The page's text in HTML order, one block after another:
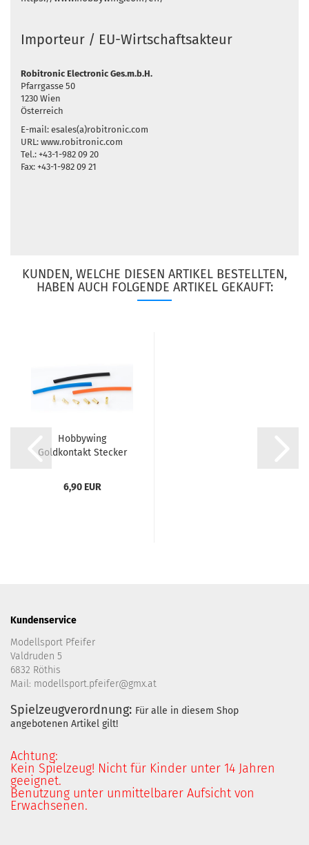
Importeur / EU-Wirtschaftsakteur
Robitronic Electronic Ges.m.b.H.
Pfarrgasse 50
1230 Wien
Österreich
E-mail: esales(a)robitronic.com
URL: www.robitronic.com
Tel.: +43-1-982 09 20
Fax: +43-1-982 09 21
KUNDEN, WELCHE DIESEN ARTIKEL BESTELLTEN,
HABEN AUCH FOLGENDE ARTIKEL GEKAUFT:
Hobbywing
Goldkontakt Stecker
6,90 EUR
Kundenservice
Modellsport Pfeifer
Valdruden 5
6832 Röthis
Mail: modellsport.pfeifer@gmx.at
Spielzeugverordnung: Für alle in diesem Shop
angebotenen Artikel gilt!
Achtung:
Kein Spielzeug! Nicht für Kinder unter 14 Jahren
geeignet.
Benutzung unter unmittelbarer Aufsicht von
Erwachsenen.